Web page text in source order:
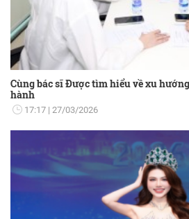
Cùng bác sĩ Được tìm hiểu về xu
hành
17:17 27/03/2026